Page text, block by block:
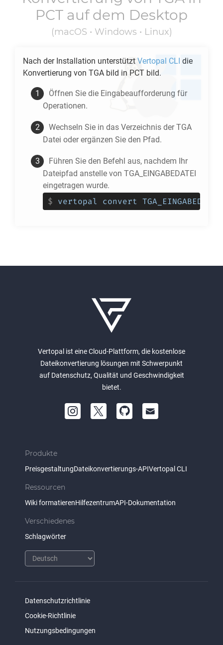
PCT auf dem Desktop
(macOS • Windows • Linux)
Nach der Installation unterstützt Vertopal CLI die
Konvertierung von TGA bild in PCT bild.
Öffnen Sie die Eingabeaufforderung für
Operationen.
Wechseln Sie in das Verzeichnis derTGA
Datei oder ergänzen Sie den Pfad.
Führen Sie den Befehl aus, nachdem Ihr
Dateipfad anstelle von TGA_EINGABEDATEI
eingetragen wurde.
$ vertopal convert
Vertopal ist eine Cloud-Plattform, die kostenlose
Dateikonvertierung lösungen mit Schwerpunkt
auf Datenschutz, Qualität und Geschwindigkeit
bietet.
Produkte
PreisgestaltungDateikonvertierungs-APIVertopal CLI
Ressourcen
Wiki formatierenHilfezentrumAPI-Dokumentation
Verschiedenes
Schlagwörter
Datenschutzrichtlinie
Cookie-Richtlinie
Nutzungsbedingungen